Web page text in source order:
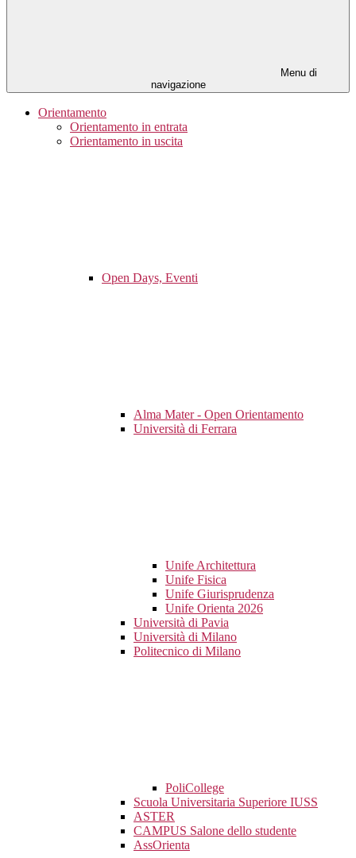
Menu di
navigazione
Orientamento
Orientamento in entrata
Orientamento in uscita
Open Days, Eventi
Alma Mater - Open Orientamento
Università di Ferrara
Unife Architettura
Unife Fisica
Unife Giurisprudenza
Unife Orienta 2026
Università di Pavia
Università di Milano
Politecnico di Milano
PoliCollege
Scuola Universitaria Superiore IUSS
ASTER
CAMPUS Salone dello studente
AssOrienta